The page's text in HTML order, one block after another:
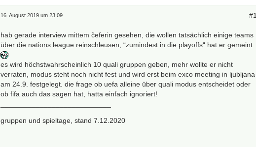
16. August 2019 um 23:09 #1
hab gerade interview mittem čeferin gesehen, die wollen tatsächlich einige teams
über die nations league reinschleusen, “zumindest in die playoffs“ hat er gemeint
es wird höchstwahrscheinlich 10 quali gruppen geben, mehr wollte er nicht
verraten, modus steht noch nicht fest und wird erst beim exco meeting in ljubljana
am 24.9. festgelegt. die frage ob uefa alleine über quali modus entscheidet oder
ob fifa auch das sagen hat, hatta einfach ignoriert!
gruppen und spieltage, stand 7.12.2020